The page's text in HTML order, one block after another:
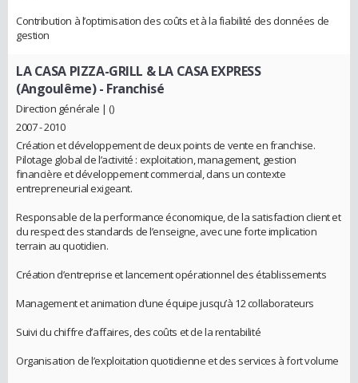
Contribution à l’optimisation des coûts et à la fiabilité des données de
gestion
LA CASA PIZZA-GRILL & LA CASA EXPRESS
(Angoulême)- Franchisé
Direction générale | ()
2007 - 2010
Création et développement de deux points de vente en franchise.
Pilotage global de l’activité : exploitation, management, gestion
financière et développement commercial, dans un contexte
entrepreneurial exigeant.
Responsable de la performance économique, de la satisfaction client et
du respect des standards de l’enseigne, avec une forte implication
terrain au quotidien.
Création d’entreprise et lancement opérationnel des établissements
Management et animation d’une équipe jusqu’à 12 collaborateurs
Suivi du chiffre d’affaires, des coûts et de la rentabilité
Organisation de l’exploitation quotidienne et des services à fort volume